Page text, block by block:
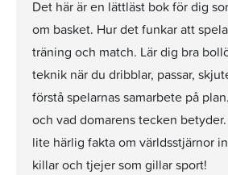
Det här är en lättläst bok för dig
om basket. Hur det funkar att
träning och match. Lär dig bra
teknik när du dribblar, passar,
förstå spelarnas samarbete på
och vad domarens tecken
lite härlig fakta om världsstjärnor
killar och tjejer som gillar sport!